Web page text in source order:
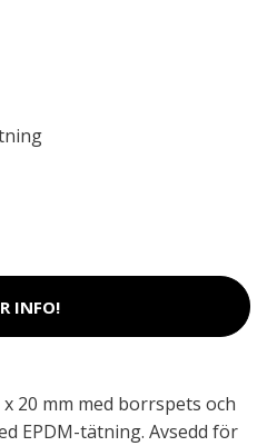
INFO!
20 mm med borrspets och
EPDM-tätning. Avsedd för